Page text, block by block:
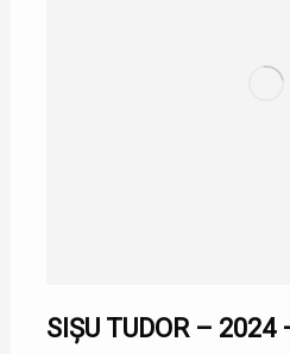
SIȘU TUDOR – 2024